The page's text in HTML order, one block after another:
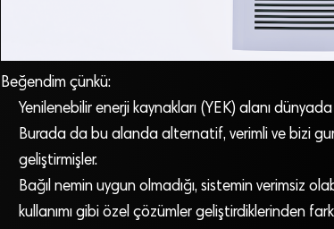
Beğendim çünkü:
Yenilenebilir enerji kaynakları (YEK) alanı
Burada da bu alanda alternatif, verimli ve bizi
geliştirmişler.
Bağıl nemin uygun olmadığı, sistemin verimsiz
kullanımı gibi özel çözümler geliştirdiklerinden